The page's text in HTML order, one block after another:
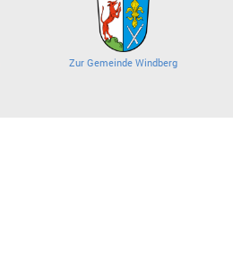
Zur Gemeinde Windberg